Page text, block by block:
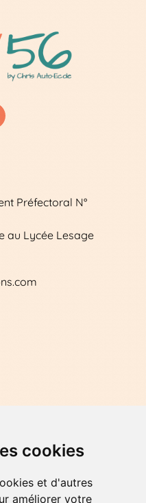
cookies
et d'autres
améliorer votre
Préfectoral N°
au Lycée Lesage